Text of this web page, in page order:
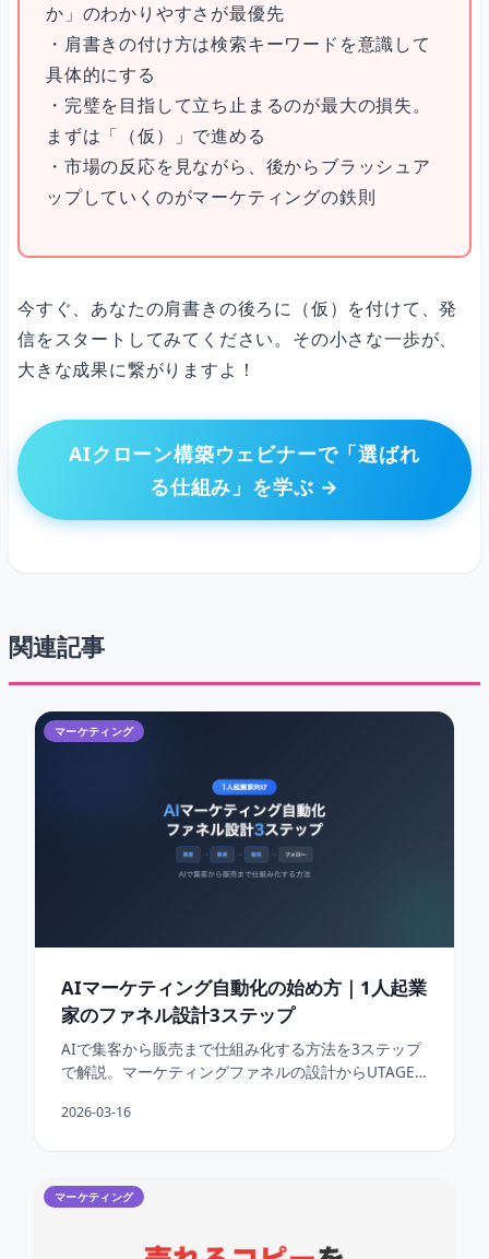
か」のわかりやすさが最優先
・肩書きの付け方は検索キーワードを意識して
具体的にする
・完璧を目指して立ち止まるのが最大の損失。
まずは「（仮）」で進める
・市場の反応を見ながら、後からブラッシュア
ップしていくのがマーケティングの鉄則
今すぐ、あなたの肩書きの後ろに（仮）を付けて、発
信をスタートしてみてください。その小さな一歩が、
大きな成果に繋がりますよ！
AIクローン構築ウェビナーで「選ばれ
る仕組み」を学ぶ →
関連記事
マーケティング
AIマーケティング自動化の始め方｜1人起業
家のファネル設計3ステップ
AIで集客から販売まで仕組み化する方法を3ステップ
で解説。マーケティングファネルの設計からUTAGE
イドです。
2026-03-16
マーケティング